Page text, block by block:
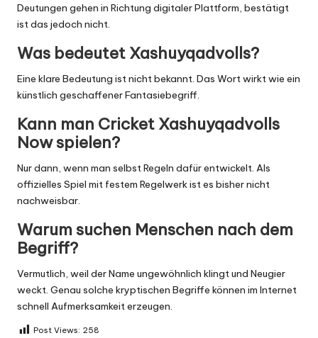
Deutungen gehen in Richtung digitaler Plattform, bestätigt
ist das jedoch nicht.
Was bedeutet Xashuyqadvolls?
Eine klare Bedeutung ist nicht bekannt. Das Wort wirkt wie ein
künstlich geschaffener Fantasiebegriff.
Kann man Cricket Xashuyqadvolls
Now spielen?
Nur dann, wenn man selbst Regeln dafür entwickelt. Als
offizielles Spiel mit festem Regelwerk ist es bisher nicht
nachweisbar.
Warum suchen Menschen nach dem
Begriff?
Vermutlich, weil der Name ungewöhnlich klingt und Neugier
weckt. Genau solche kryptischen Begriffe können im Internet
schnell Aufmerksamkeit erzeugen.
Post Views: 258